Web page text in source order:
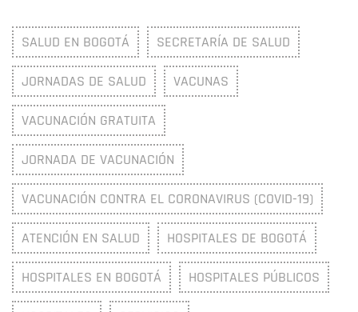
SALUD EN BOGOTÁ SECRETARÍA DE SALUD
JORNADAS DE SALUD VACUNAS
VACUNACIÓN GRATUITA
JORNADA DE VACUNACIÓN
VACUNACIÓN CONTRA EL CORONAVIRUS (COVID-19)
ATENCIÓN EN SALUD HOSPITALES DE BOGOTÁ
HOSPITALES EN BOGOTÁ HOSPITALES PÚBLICOS